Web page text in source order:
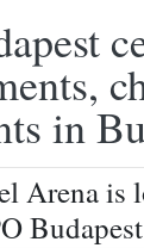
in
Arena is